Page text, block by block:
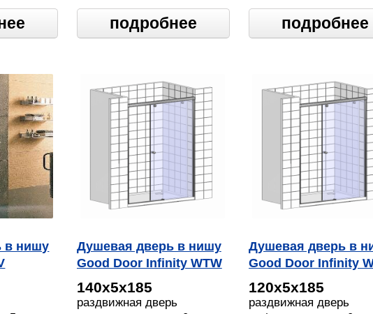
подробнее подробнее
в нишу
Душевая дверь в нишу
Good Door Infinity WTW
140 C CH
140х5х185
раздвижная дверь
Душевая дверь в
Good Door Infinity
120 G CH
120х5х185
раздвижная дверь